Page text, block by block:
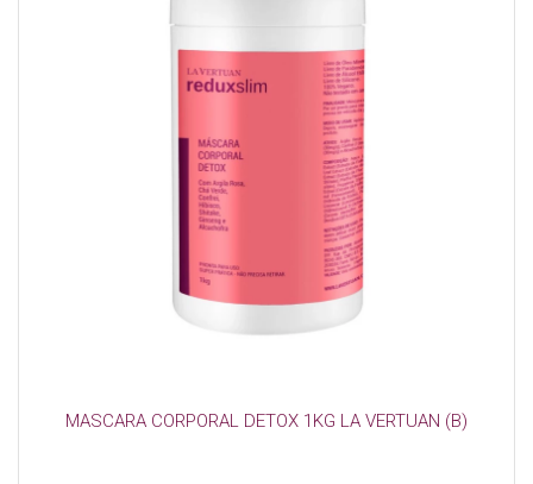
MASCARA CORPORAL DETOX 1KG LA VERTUAN (B)